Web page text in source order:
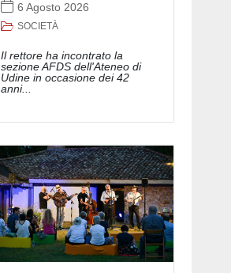
6 Agosto 2026
SOCIETÀ
Il rettore ha incontrato la
sezione AFDS dell'Ateneo di
Udine in occasione dei 42
anni...